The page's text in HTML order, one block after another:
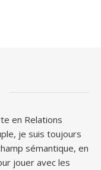
en Relations
je suis toujours
sémantique, en
jouer avec les